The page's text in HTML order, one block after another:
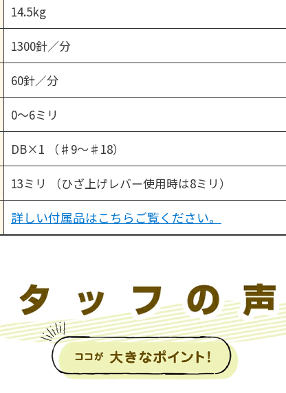
14.5kg
1300針／分
60針／分
0〜6ミリ
DB×1 （♯9〜♯18）
13ミリ （ひざ上げレバー使用時は8ミリ）
詳しい付属品はこちらご覧ください。